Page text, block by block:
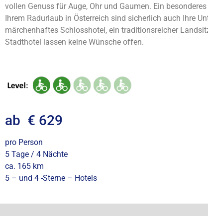
vollen Genuss für Auge, Ohr und Gaumen. Ein
Ihrem Radurlaub in Österreich sind sicherlich auch Ihre
märchenhaftes Schlosshotel, ein traditionsreicher
Stadthotel lassen keine Wünsche offen.
ab € 629
pro Person
5 Tage / 4 Nächte
ca. 165 km
5 – und 4 -Sterne – Hotels